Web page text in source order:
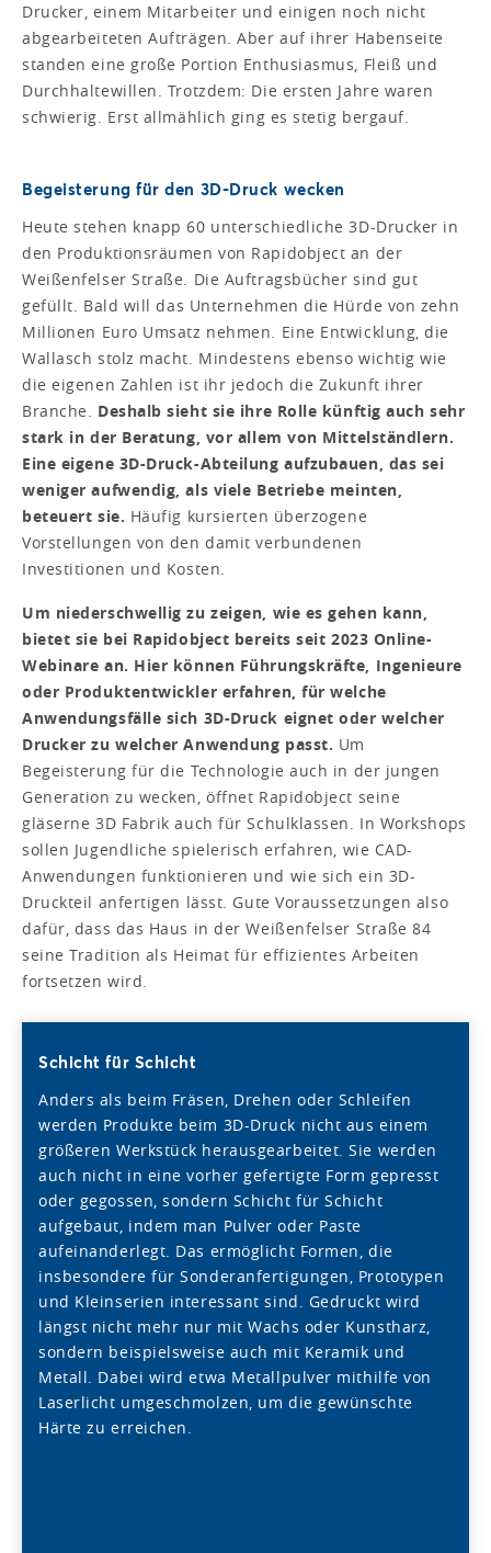
Drucker, einem Mitarbeiter und einigen noch nicht
abgearbeiteten Aufträgen. Aber auf ihrer Habenseite
standen eine große Portion Enthusiasmus, Fleiß und
Durchhaltewillen. Trotzdem: Die ersten Jahre waren
schwierig. Erst allmählich ging es stetig bergauf.
Begeisterung für den 3D-Druck wecken
Heute stehen knapp 60 unterschiedliche 3D-Drucker in
den Produktionsräumen von Rapidobject an der
Weißenfelser Straße. Die Auftragsbücher sind gut
gefüllt. Bald will das Unternehmen die Hürde von zehn
Millionen Euro Umsatz nehmen. Eine Entwicklung, die
Wallasch stolz macht. Mindestens ebenso wichtig wie
die eigenen Zahlen ist ihr jedoch die Zukunft ihrer
Branche. Deshalb sieht sie ihre Rolle künftig auch sehr
stark in der Beratung, vor allem von Mittelständlern.
Eine eigene 3D-Druck-Abteilung aufzubauen, das sei
weniger aufwendig, als viele Betriebe meinten,
beteuert sie. Häufig kursierten überzogene
Vorstellungen von den damit verbundenen
Investitionen und Kosten.
Um niederschwellig zu zeigen, wie es gehen kann,
bietet sie bei Rapidobject bereits seit 2023 Online-
Webinare an. Hier können Führungskräfte, Ingenieure
oder Produktentwickler erfahren, für welche
Anwendungsfälle sich 3D-Druck eignet oder welcher
Drucker zu welcher Anwendung passt. Um
Begeisterung für die Technologie auch in der jungen
Generation zu wecken, öffnet Rapidobject seine
gläserne 3D Fabrik auch für Schulklassen. In Workshops
sollen Jugendliche spielerisch erfahren, wie CAD-
Anwendungen funktionieren und wie sich ein 3D-
Druckteil anfertigen lässt. Gute Voraussetzungen also
dafür, dass das Haus in der Weißenfelser Straße 84
seine Tradition als Heimat für effizientes Arbeiten
fortsetzen wird.
Schicht für Schicht
Anders als beim Fräsen, Drehen oder Schleifen
werden Produkte beim 3D-Druck nicht aus einem
größeren Werkstück herausgearbeitet. Sie werden
auch nicht in eine vorher gefertigte Form gepresst
oder gegossen, sondern Schicht für Schicht
aufgebaut, indem man Pulver oder Paste
aufeinanderlegt. Das ermöglicht Formen, die
insbesondere für Sonderanfertigungen, Prototypen
und Kleinserien interessant sind. Gedruckt wird
längst nicht mehr nur mit Wachs oder Kunstharz,
sondern beispielsweise auch mit Keramik und
Metall. Dabei wird etwa Metallpulver mithilfe von
Laserlicht umgeschmolzen, um die gewünschte
Härte zu erreichen.